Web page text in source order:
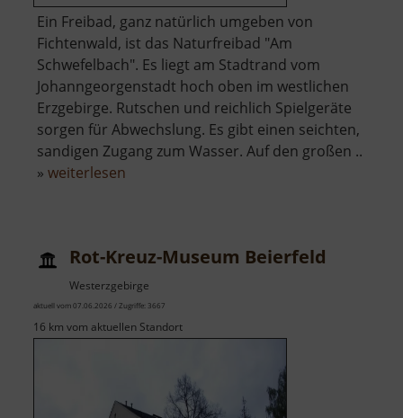
Ein Freibad, ganz natürlich umgeben von
Fichtenwald, ist das Naturfreibad "Am
Schwefelbach". Es liegt am Stadtrand vom
Johanngeorgenstadt hoch oben im westlichen
Erzgebirge. Rutschen und reichlich Spielgeräte
sorgen für Abwechslung. Es gibt einen seichten,
sandigen Zugang zum Wasser. Auf den großen ..
» weiterlesen
Rot-Kreuz-Museum Beierfeld
Westerzgebirge
aktuell vom 07.06.2026 / Zugriffe: 3667
16 km vom aktuellen Standort